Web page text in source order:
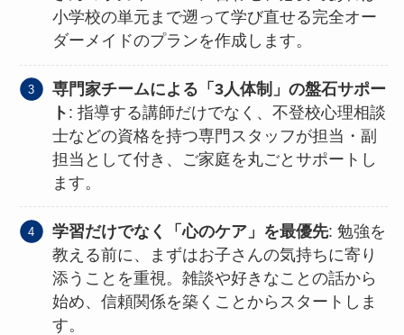
小学校の単元まで遡って学び直せる完全オー
ダーメイドのプランを作成します。
専門家チームによる「3人体制」の盤石サポー
ト : 指導する講師だけでなく、不登校心理相談
士などの資格を持つ専門スタッフが担当・副
担当として付き、ご家庭を丸ごとサポートし
ます。
学習だけでなく「心のケア」を最優先: 勉強を
教える前に、まずはお子さんの気持ちに寄り
添うことを重視。雑談や好きなことの話から
始め、信頼関係を築くことからスタートしま
す。